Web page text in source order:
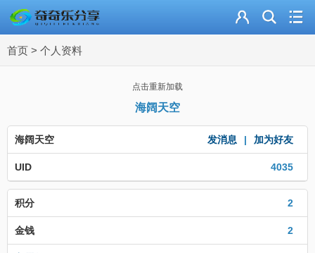
首页 > 个人资料
点击重新加载
海阔天空
发消息 | 加为好友
海阔天空
4035
UID
2
积分
2
金钱
资源合集
站内导读
加入频道